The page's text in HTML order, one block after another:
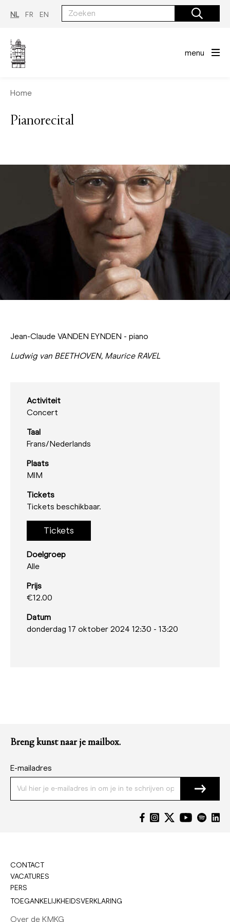
inhoud
gaan
NL FR EN
menu
Home
Pianorecital
Jean-Claude VANDEN EYNDEN - piano
Ludwig van BEETHOVEN, Maurice RAVEL
Activiteit
Concert
Taal
Frans/Nederlands
Plaats
MIM
Tickets
Tickets beschikbaar.
Tickets
Doelgroep
Alle
Prijs
€12.00
Datum
donderdag 17 oktober 2024 12:30 - 13:20
Breng kunst naar je mailbox.
E-mailadres
CONTACT
VACATURES
PERS
TOEGANKELIJKHEIDSVERKLARING
Over de KMKG